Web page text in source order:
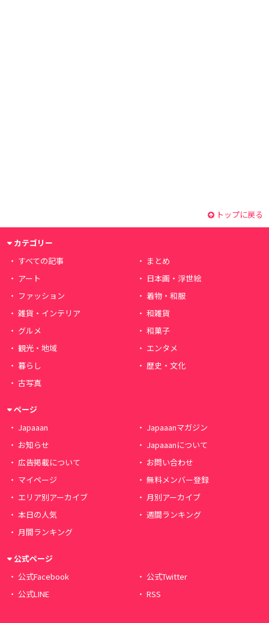
トップに戻る
カテゴリー
すべての記事
まとめ
アート
日本画・浮世絵
ファッション
着物・和服
雑貨・インテリア
和雑貨
グルメ
和菓子
観光・地域
エンタメ
暮らし
歴史・文化
古写真
ページ
Japaaan
Japaaanマガジン
お知らせ
Japaaanについて
広告掲載について
お問い合わせ
マイページ
無料メンバー登録
エリア別アーカイブ
月別アーカイブ
本日の人気
週間ランキング
月間ランキング
公式ページ
公式Facebook
公式Twitter
公式LINE
RSS